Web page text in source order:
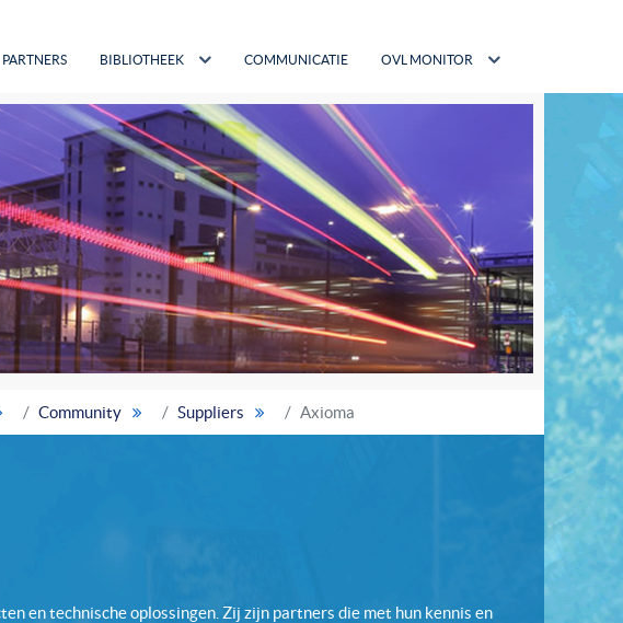
PARTNERS BIBLIOTHEEK COMMUNICATIE OVL MONITOR
Community Suppliers Axioma
en technische oplossingen. Zij zijn partners die met hun kennis en